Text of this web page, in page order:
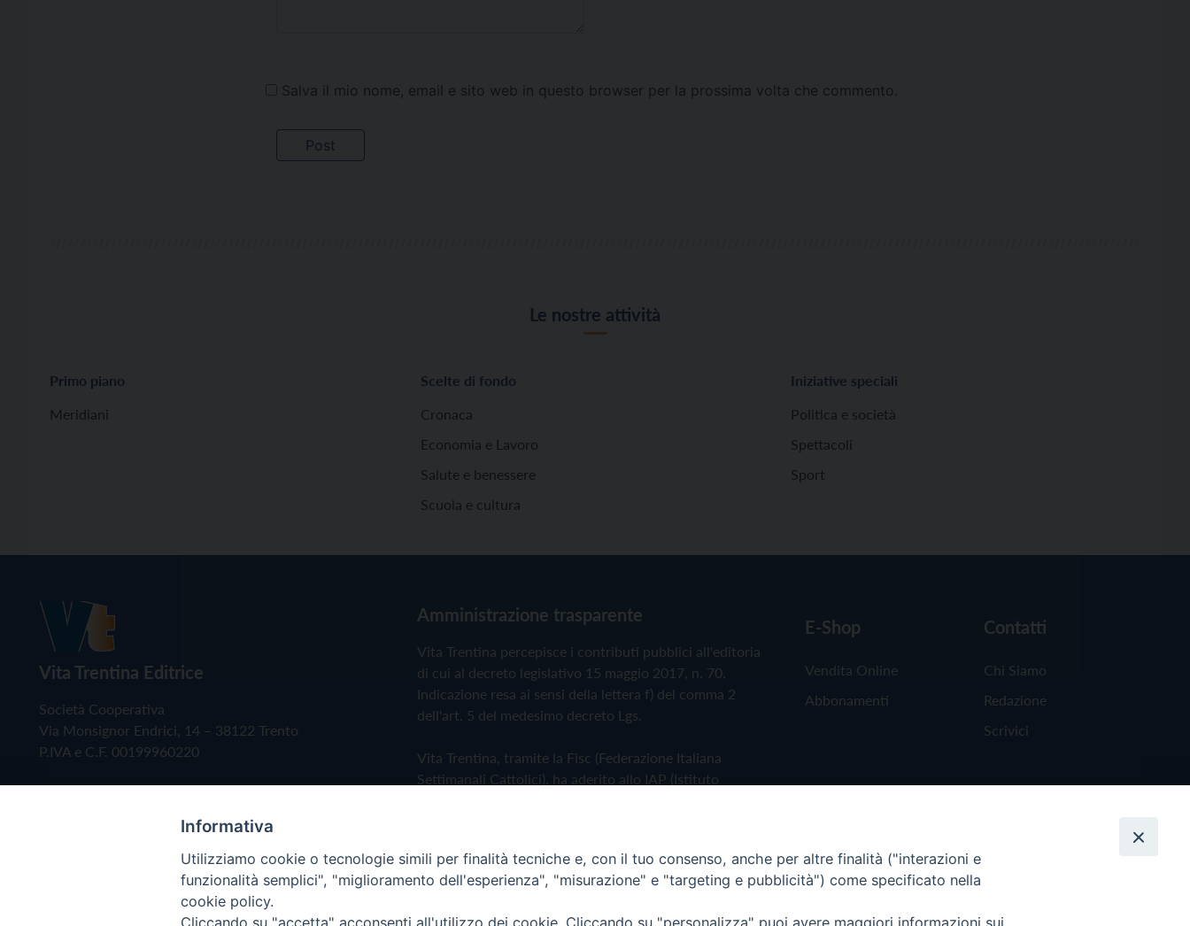
Salva il mio nome, email e sito web in questo browser per la prossima volta che commento.
Le nostre attività
Primo piano
Meridiani
Scelte di fondo
Cronaca
Economia e Lavoro
Salute e benessere
Scuola e cultura
Iniziative speciali
Politica e società
Spettacoli
Sport
Vita Trentina Editrice
Società Cooperativa
Via Monsignor Endrici, 14 – 38122 Trento
P.IVA e C.F. 00199960220
Amministrazione trasparente
Vita Trentina percepisce i contributi pubblici all'editoria
di cui al decreto legislativo 15 maggio 2017, n. 70.
Indicazione resa ai sensi della lettera f) del comma 2
dell'art. 5 del medesimo decreto Lgs.
Vita Trentina, tramite la Fisc (Federazione Italiana
Settimanali Cattolici), ha aderito allo IAP (Istituto
Privacy Policy Cookie Policy
E-Shop
Vendita Online
Abbonamenti
Contatti
Chi Siamo
Redazione
Scrivici
Informativa
Utilizziamo cookie o tecnologie simili per finalità tecniche e, con il tuo consenso, anche per altre finalità ("interazioni e
funzionalità semplici", "miglioramento dell'esperienza", "misurazione" e "targeting e pubblicità") come specificato nella
cookie policy.